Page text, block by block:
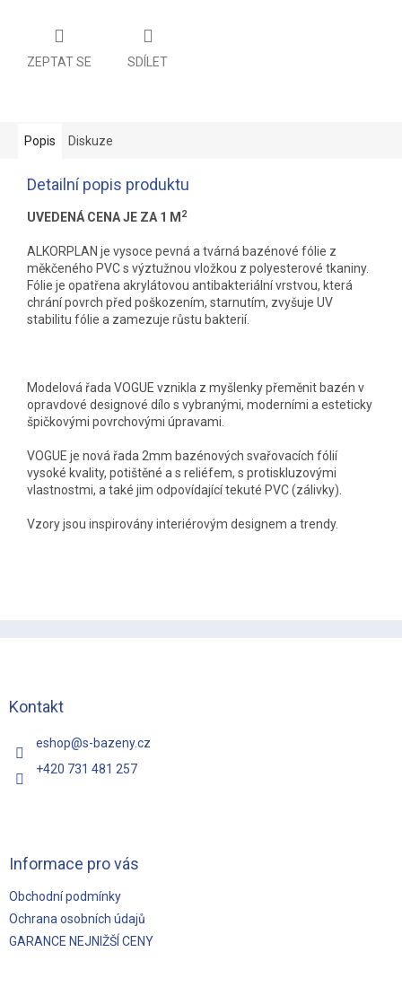
ZEPTAT SE SDÍLET
Popis Diskuze
Detailní popis produktu
UVEDENÁ CENA JE ZA 1 M 2
ALKORPLAN je vysoce pevná a tvárná bazénové fólie z
měkčeného PVC s výztužnou vložkou z polyesterové tkaniny.
Fólie je opatřena akrylátovou antibakteriální vrstvou, která
chrání povrch před poškozením, starnutím, zvyšuje UV
stabilitu fólie a zamezuje růstu bakterií.
Modelová řada VOGUE vznikla z myšlenky přeměnit bazén v
opravdové designové dílo s vybranými, moderními a esteticky
špičkovými povrchovými úpravami.
VOGUE je nová řada 2mm bazénových svařovacích fólií
vysoké kvality, potištěné a s reliéfem, s protiskluzovými
vlastnostmi, a také jim odpovídající tekuté PVC (zálivky).
Vzory jsou inspirovány interiérovým designem a trendy.
Kontakt
eshop@s-bazeny.cz
+420 731 481 257
Informace pro vás
Obchodní podmínky
Ochrana osobních údajů
GARANCE NEJNIŽŠÍ CENY